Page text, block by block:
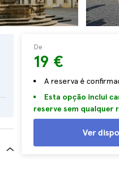
De
19 €
A reserva é
Esta opção inclui
reserve sem qualquer
Ver